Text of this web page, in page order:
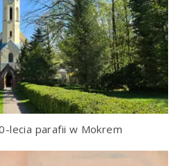
lecia parafii w Mokrem